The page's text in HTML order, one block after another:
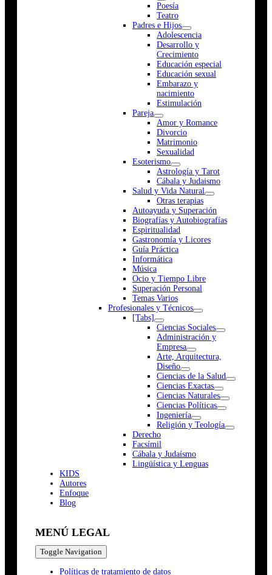
Poesía
Teatro
Padres e Hijos
Adolescencia
Desarrollo y
Crecimiento
Educación especial
Educación sexual
Embarazo y
nacimiento
Estimulación
Pareja
Amor y Romance
Divorcio
Matrimonio
Sexualidad
Esoterismo
Astrología y Tarot
Cábala y Judaismo
Salud y Vida Natural
Otras terapias
Autoayuda y Superación
Biografías y Autobiografías
Espiritualidad
Gastronomía y Licores
Guía Práctica
Informática
Música
Ocio y Tiempo Libre
Superación Personal
Temas Varios
Profesionales y Técnicos
[Tabs]
Ciencias Sociales
Administración y
Empresa
Arte, Arquitectura,
Diseño
Ciencias de la Salud
Ciencias Exactas
Ciencias Naturales
Ciencias Políticas
Ingeniería
Religión y Teología
Derecho
Facsímil
Cábala y Judaísmo
Lingüística y Lenguas
KIDS
Autores
Enfoque
Blog
MENÚ LEGAL
Toggle Navigation
Políticas de tratamiento de datos